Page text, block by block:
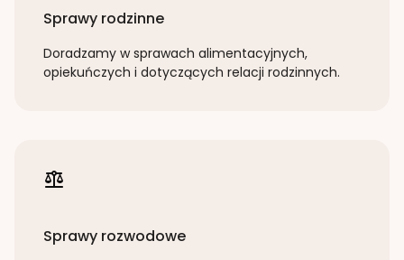
Sprawy rodzinne
Doradzamy w sprawach alimentacyjnych,
opiekuńczych i dotyczących relacji rodzinnych.
Sprawy rozwodowe